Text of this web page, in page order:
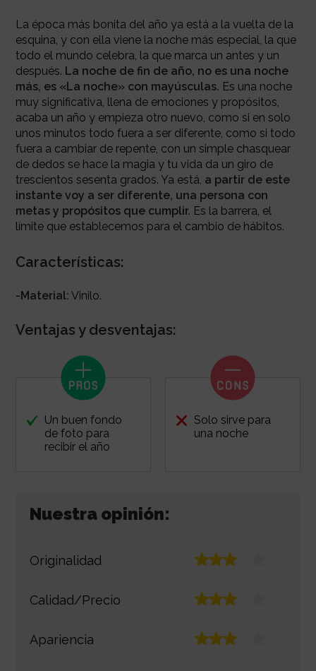
La época más bonita del año ya está a la vuelta de la
esquina, y con ella viene la noche más especial, la que
todo el mundo celebra, la que marca un antes y un
después. La noche de fin de año, no es una noche
más, es «La noche» con mayúsculas. Es una noche
muy significativa, llena de emociones y propósitos,
acaba un año y empieza otro nuevo, como si en solo
unos minutos todo fuera a ser diferente, como si todo
fuera a cambiar de repente, con un simple chasquear
de dedos se hace la magia y tu vida da un giro de
trescientos sesenta grados. Ya está, a partir de este
instante voy a ser diferente, una persona con
metas y propósitos que cumplir. Es la barrera, el
límite que establecemos para el cambio de hábitos.
Características:
-Material: Vinilo.
Ventajas y desventajas:
Un buen fondo
de foto para
recibir el año
Solo sirve para
una noche
Nuestra opinión:
Originalidad
Calidad/Precio
Apariencia